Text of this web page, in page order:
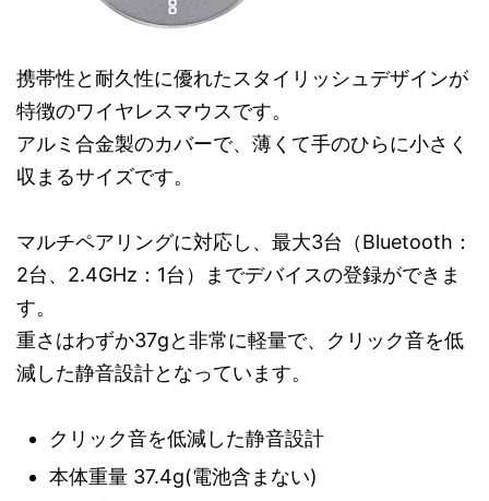
携帯性と耐久性に優れたスタイリッシュデザインが
特徴のワイヤレスマウスです。
アルミ合金製のカバーで、薄くて手のひらに小さく
収まるサイズです。
マルチペアリングに対応し、最大3台（Bluetooth：
2台、2.4GHz：1台）までデバイスの登録ができま
す。
重さはわずか37gと非常に軽量で、クリック音を低
減した静音設計となっています。
クリック音を低減した静音設計
本体重量 37.4g(電池含まない)